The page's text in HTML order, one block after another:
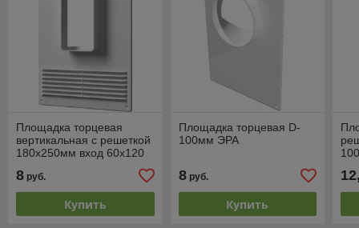
Площадка торцевая
вертикальная с решеткой
180х250мм вход 60х120
8 руб.
Купить
Площадка торцевая D-
100мм ЭРА
8руб.
Купить